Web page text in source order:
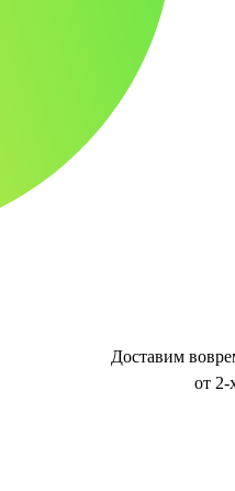
Доставим
от 2-